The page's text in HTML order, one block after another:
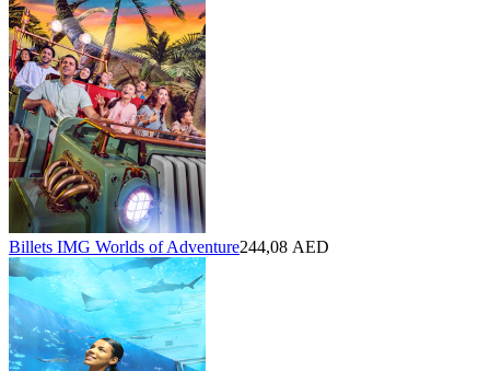
Billets IMG Worlds of Adventure244,08 AED